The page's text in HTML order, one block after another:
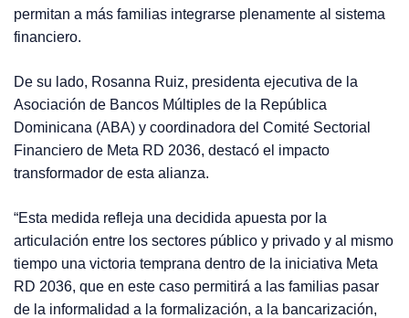
permitan a más familias integrarse plenamente al sistema
financiero.
De su lado, Rosanna Ruiz, presidenta ejecutiva de la
Asociación de Bancos Múltiples de la República
Dominicana (ABA) y coordinadora del Comité Sectorial
Financiero de Meta RD 2036, destacó el impacto
transformador de esta alianza.
“Esta medida refleja una decidida apuesta por la
articulación entre los sectores público y privado y al mismo
tiempo una victoria temprana dentro de la iniciativa Meta
RD 2036, que en este caso permitirá a las familias pasar
de la informalidad a la formalización, a la bancarización,